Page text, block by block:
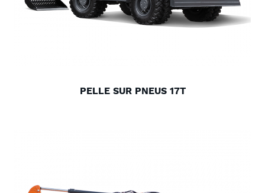
PELLE SUR PNEUS 17T